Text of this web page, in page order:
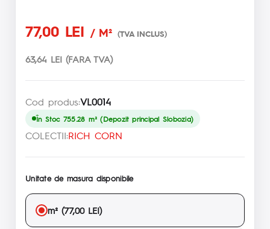
77,00 LEI / M² (TVA INCLUS)
63,64 LEI (FARA TVA)
Cod produs:VL0014
În Stoc 755.28 m² (Depozit principal Slobozia)
COLECTII:RICH CORN
Unitate de masura disponibile
m² (77,00 LEI)